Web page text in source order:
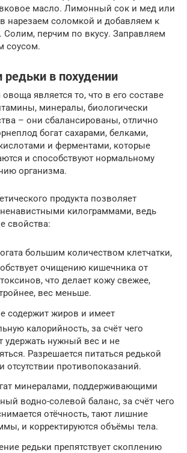
масло. Лимонный сок и мед или
нарезаем соломкой и добавляем к
Солим, перчим по вкусу. Заправляем
соусом.
редьки в похудении
является то, что в его составе
минералы, биологически
– они сбалансированы, отлично
богат сахарами, белками,
и ферментами, которые
и способствуют нормальному
организма.
продукта позволяет
килограммами, ведь
свойства:
большим количеством клетчатки,
очищению кишечника от
что делает кожу свежее,
вес меньше.
содержит жиров и имеет
калорийность, за счёт чего
удержать нужный вес и не
Разрешается питаться редькой
отсутствии противопоказаний.
минералами, поддерживающими
водно-солевой баланс, за счёт чего
отёчность, тают лишние
и корректируются объёмы тела.
редьки препятствует скоплению